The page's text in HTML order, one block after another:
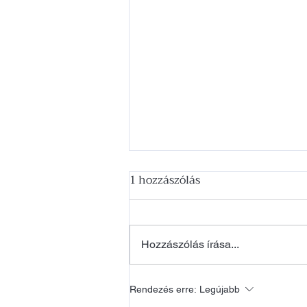
Mellkisebbítés kisokos
1 hozzászólás
Hozzászólás írása...
Rendezés erre: Legújabb